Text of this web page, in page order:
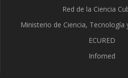
Red de la Ciencia
Ministerio de Ciencia, Tecnología
ECURED
Infomed